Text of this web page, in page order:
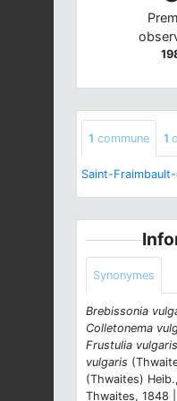
1 commune 1
Saint-
Synonymes
Brebissonia
Colletonema
Frustulia vulgaris
vulgaris
(Thwaites)
Thwaites, 1848 |